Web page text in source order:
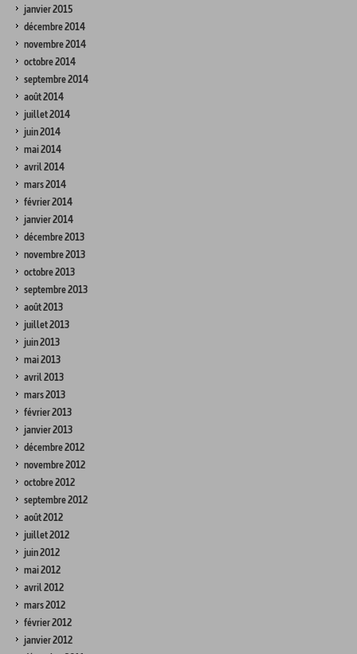
janvier 2015
décembre 2014
novembre 2014
octobre 2014
septembre 2014
août 2014
juillet 2014
juin 2014
mai 2014
avril 2014
mars 2014
février 2014
janvier 2014
décembre 2013
novembre 2013
octobre 2013
septembre 2013
août 2013
juillet 2013
juin 2013
mai 2013
avril 2013
mars 2013
février 2013
janvier 2013
décembre 2012
novembre 2012
octobre 2012
septembre 2012
août 2012
juillet 2012
juin 2012
mai 2012
avril 2012
mars 2012
février 2012
janvier 2012